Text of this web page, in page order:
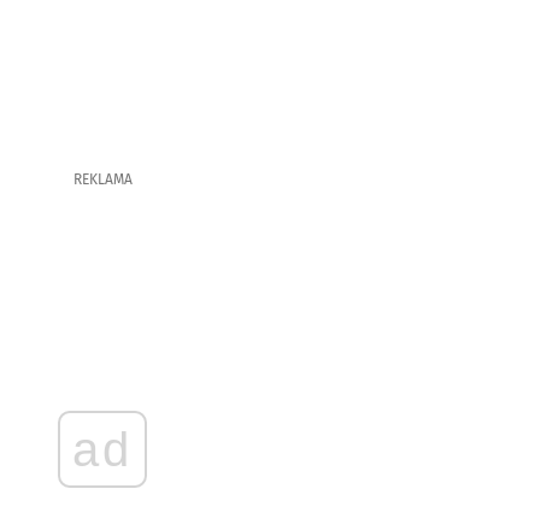
REKLAMA
ad